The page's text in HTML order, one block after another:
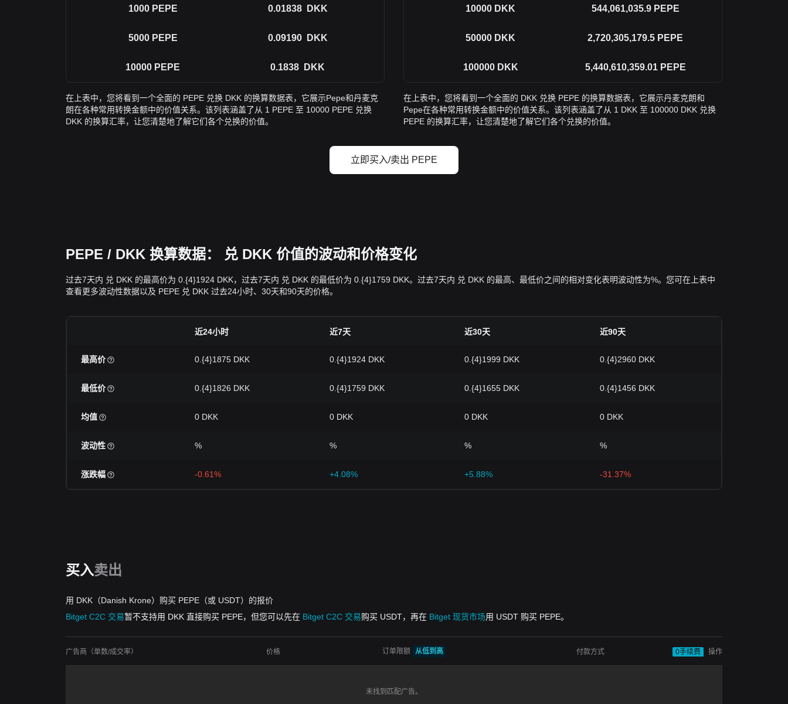
1000 PEPE 0.01838 DKK
5000 PEPE 0.09190 DKK
10000 PEPE 0.1838 DKK
在上表中，您将看到一个全面的 PEPE 兑换 DKK 的换算数据表，它展示Pepe和丹麦克
朗在各种常用转换金额中的价值关系。该列表涵盖了从 1 PEPE 至 10000 PEPE 兑换
DKK 的换算汇率，让您清楚地了解它们各个兑换的价值。
10000 DKK 544,061,035.9 PEPE
50000 DKK 2,720,305,179.5 PEPE
100000 DKK 5,440,610,359.01 PEPE
在上表中，您将看到一个全面的 DKK 兑换 PEPE 的换算数据表，它展示丹麦克朗和
Pepe在各种常用转换金额中的价值关系。该列表涵盖了从 1 DKK 至 100000 DKK 兑换
PEPE 的换算汇率，让您清楚地了解它们各个兑换的价值。
立即买入/卖出 PEPE
PEPE / DKK 换算数据： 兑 DKK 价值的波动和价格变化
过去7天内 兑 DKK 的最高价为 0.{4}1924 DKK，过去7天内 兑 DKK 的最低价为 0.{4}1759 DKK。过去7天内 兑 DKK 的最高、最低价之间的相对变化表明波动性为%。您可在上表中
查看更多波动性数据以及 PEPE 兑 DKK 过去24小时、30天和90天的价格。
近24小时 近7天 近30天 近90天
最高价 0.{4}1875 DKK 0.{4}1924 DKK 0.{4}1999 DKK 0.{4}2960 DKK
最低价 0.{4}1826 DKK 0.{4}1759 DKK 0.{4}1655 DKK 0.{4}1456 DKK
均值 0 DKK 0 DKK 0 DKK 0 DKK
波动性 % % % %
涨跌幅 -0.61% +4.08% +5.88% -31.37%
买入卖出
用 DKK（Danish Krone）购买 PEPE（或 USDT）的报价
Bitget C2C 交易暂不支持用 DKK 直接购买 PEPE，但您可以先在 Bitget C2C 交易购买 USDT，再在 Bitget 现货市场用 USDT 购买 PEPE。
广告商（单数/成交率） 价格 订单限额 从低到高 付款方式 0手续费 操作
未找到匹配广告。